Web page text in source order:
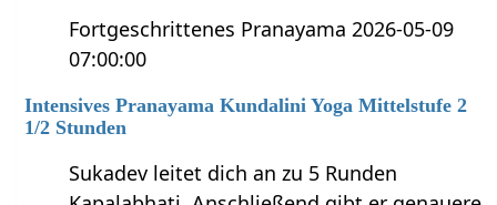
Fortgeschrittenes Pranayama 2026-05-09
07:00:00
Intensives Pranayama Kundalini Yoga Mittelstufe 2
1/2 Stunden
Sukadev leitet dich an zu 5 Runden